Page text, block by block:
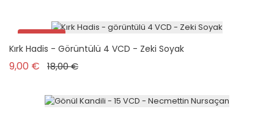
Promo !
Kırk Hadis - Görüntülü 4 VCD - Zeki Soyak
9,00 € Prix de base
18,00 €Prix